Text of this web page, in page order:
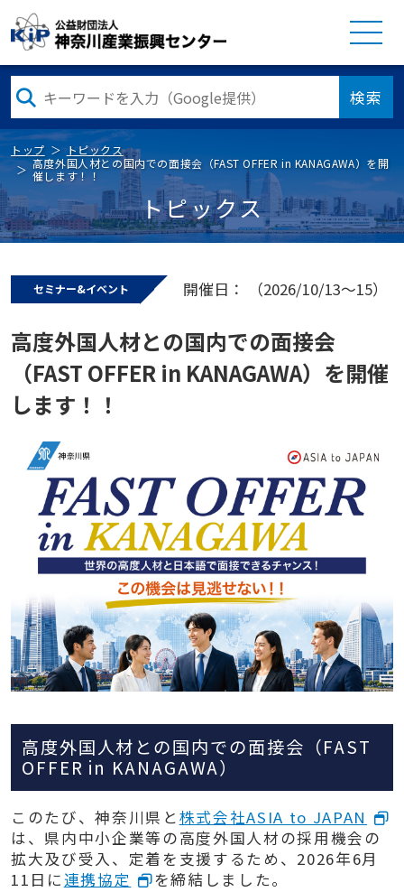
検索
トップ
トピックス
高度外国人材との国内での面接会（FAST OFFER in KANAGAWA）を開
催します！！
トピックス
セミナー&イベント 開催日： （2026/10/13～15）
高度外国人材との国内での面接会
（FAST OFFER in KANAGAWA）を開催
します！！
高度外国人材との国内での面接会（FAST
OFFER in KANAGAWA）
このたび、神奈川県と株式会社ASIA to JAPAN
は、県内中小企業等の高度外国人材の採用機会の
拡大及び受入、定着を支援するため、2026年6月
11日に連携協定
を締結しました。